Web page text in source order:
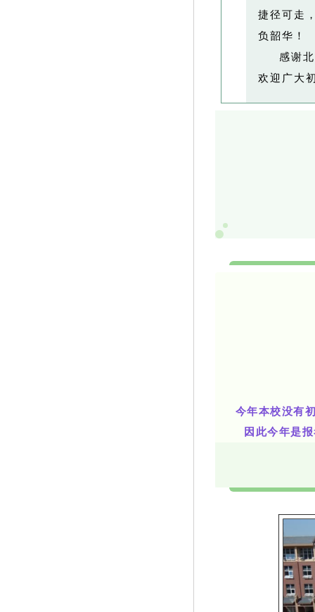
捷径可走
负韶华！
感谢
欢迎广大
今年本校没有
因此今年是